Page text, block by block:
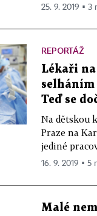
25. 9. 2019 ▪ 3
REPORTÁŽ
Lékaři
selháním
Teď se
Na dětskou
Praze na
jediné
16. 9. 2019 ▪ 5
Malé